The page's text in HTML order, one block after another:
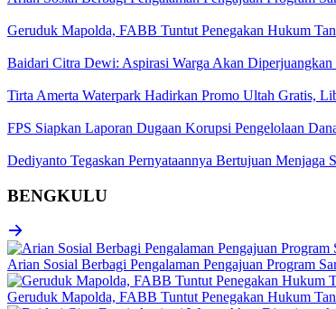
Geruduk Mapolda, FABB Tuntut Penegakan Hukum
Baidari Citra Dewi: Aspirasi Warga Akan
Tirta Amerta Waterpark Hadirkan Promo Ultah Gratis,
FPS Siapkan Laporan Dugaan Korupsi Pengelolaan
Dediyanto Tegaskan Pernyataannya Bertujuan Menjaga
BENGKULU
Arian Sosial Berbagi Pengalaman Pengajuan Program
Geruduk Mapolda, FABB Tuntut Penegakan Hukum